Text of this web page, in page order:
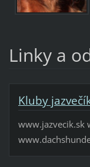
Linky a
Kluby
www.jazvecik.sk